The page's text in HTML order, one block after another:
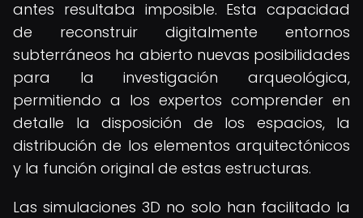
antes resultaba imposible. Esta capacidad
de reconstruir digitalmente entornos
subterráneos ha abierto nuevas posibilidades
para la investigación arqueológica,
permitiendo a los expertos comprender en
detalle la disposición de los espacios, la
distribución de los elementos arquitectónicos
y la función original de estas estructuras.
Las simulaciones 3D no solo han facilitado la